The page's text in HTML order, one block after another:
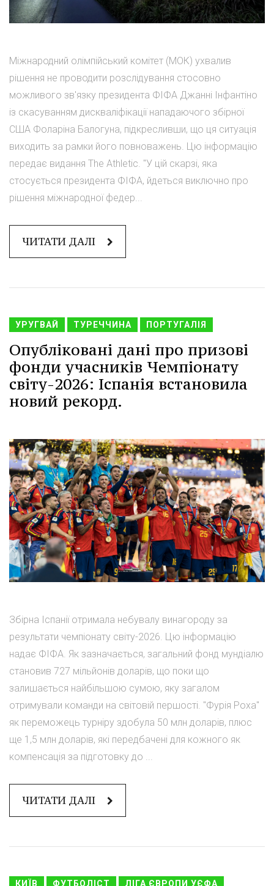
Міжнародний олімпійський комітет (МОК) ухвалив
рішення не проводити розслідування стосовно
можливого зв'язку президента ФІФА Джанні Інфантіно
із скасуванням дискваліфікації нападаючого збірної
США Фоларіна Балогуна, підкресливши, що ця ситуація
виходить за рамки його повноважень. Цю інформацію
передає видання The Athletic. "У цій скарзі, яка
стосується президента ФІФА, йдеться виключно про
рішення міжнародної федер...
ЧИТАТИ ДАЛІ
УРУГВАЙ ТУРЕЧЧИНА ПОРТУГАЛІЯ
Опубліковані дані про призові
фонди учасників Чемпіонату
світу-2026: Іспанія встановила
новий рекорд.
Збірна Іспанії отримала небувалу винагороду за
результати чемпіонату світу-2026. Цю інформацію
надає ФІФА. Як зазначається, загальний фонд мундіалю
становив 727 мільйонів доларів, що поки що
залишається найбільшою сумою, яку загалом
отримували команди на світовій першості. "Фурія Роха"
як переможець турніру здобула 50 млн доларів, плюс
ще 1,5 млн доларів, які передбачені для кожного як
компенсація за підготовку до ...
ЧИТАТИ ДАЛІ
КИЇВ ФУТБОЛІСТ ЛІГА ЄВРОПИ УЄФА